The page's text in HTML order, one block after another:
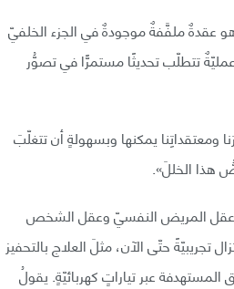
عقدةٌ ملفَّفةٌ موجودةٌ في الجزء الخلفيّ
تتطلّب تحديثًا مستمرًّا في تصوُّر
ومعتقداتِنا يمكنها وبسهولةٍ أن تتغلّبَ
هذا الخللَ».
عقل المريض النفسيّ وعقل الشخص
تجريبيّةً حتّى الآن، مثلَ العلاج بالتحفيز
عبر تياراتٍ كهربائيّةٍ. يقولُ